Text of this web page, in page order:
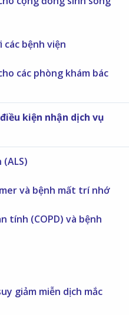
các bệnh viện
các phòng khám bác
kiện nhận dịch vụ
và bệnh mất trí nhớ
tính (COPD) và bệnh
giảm miễn dịch mắc